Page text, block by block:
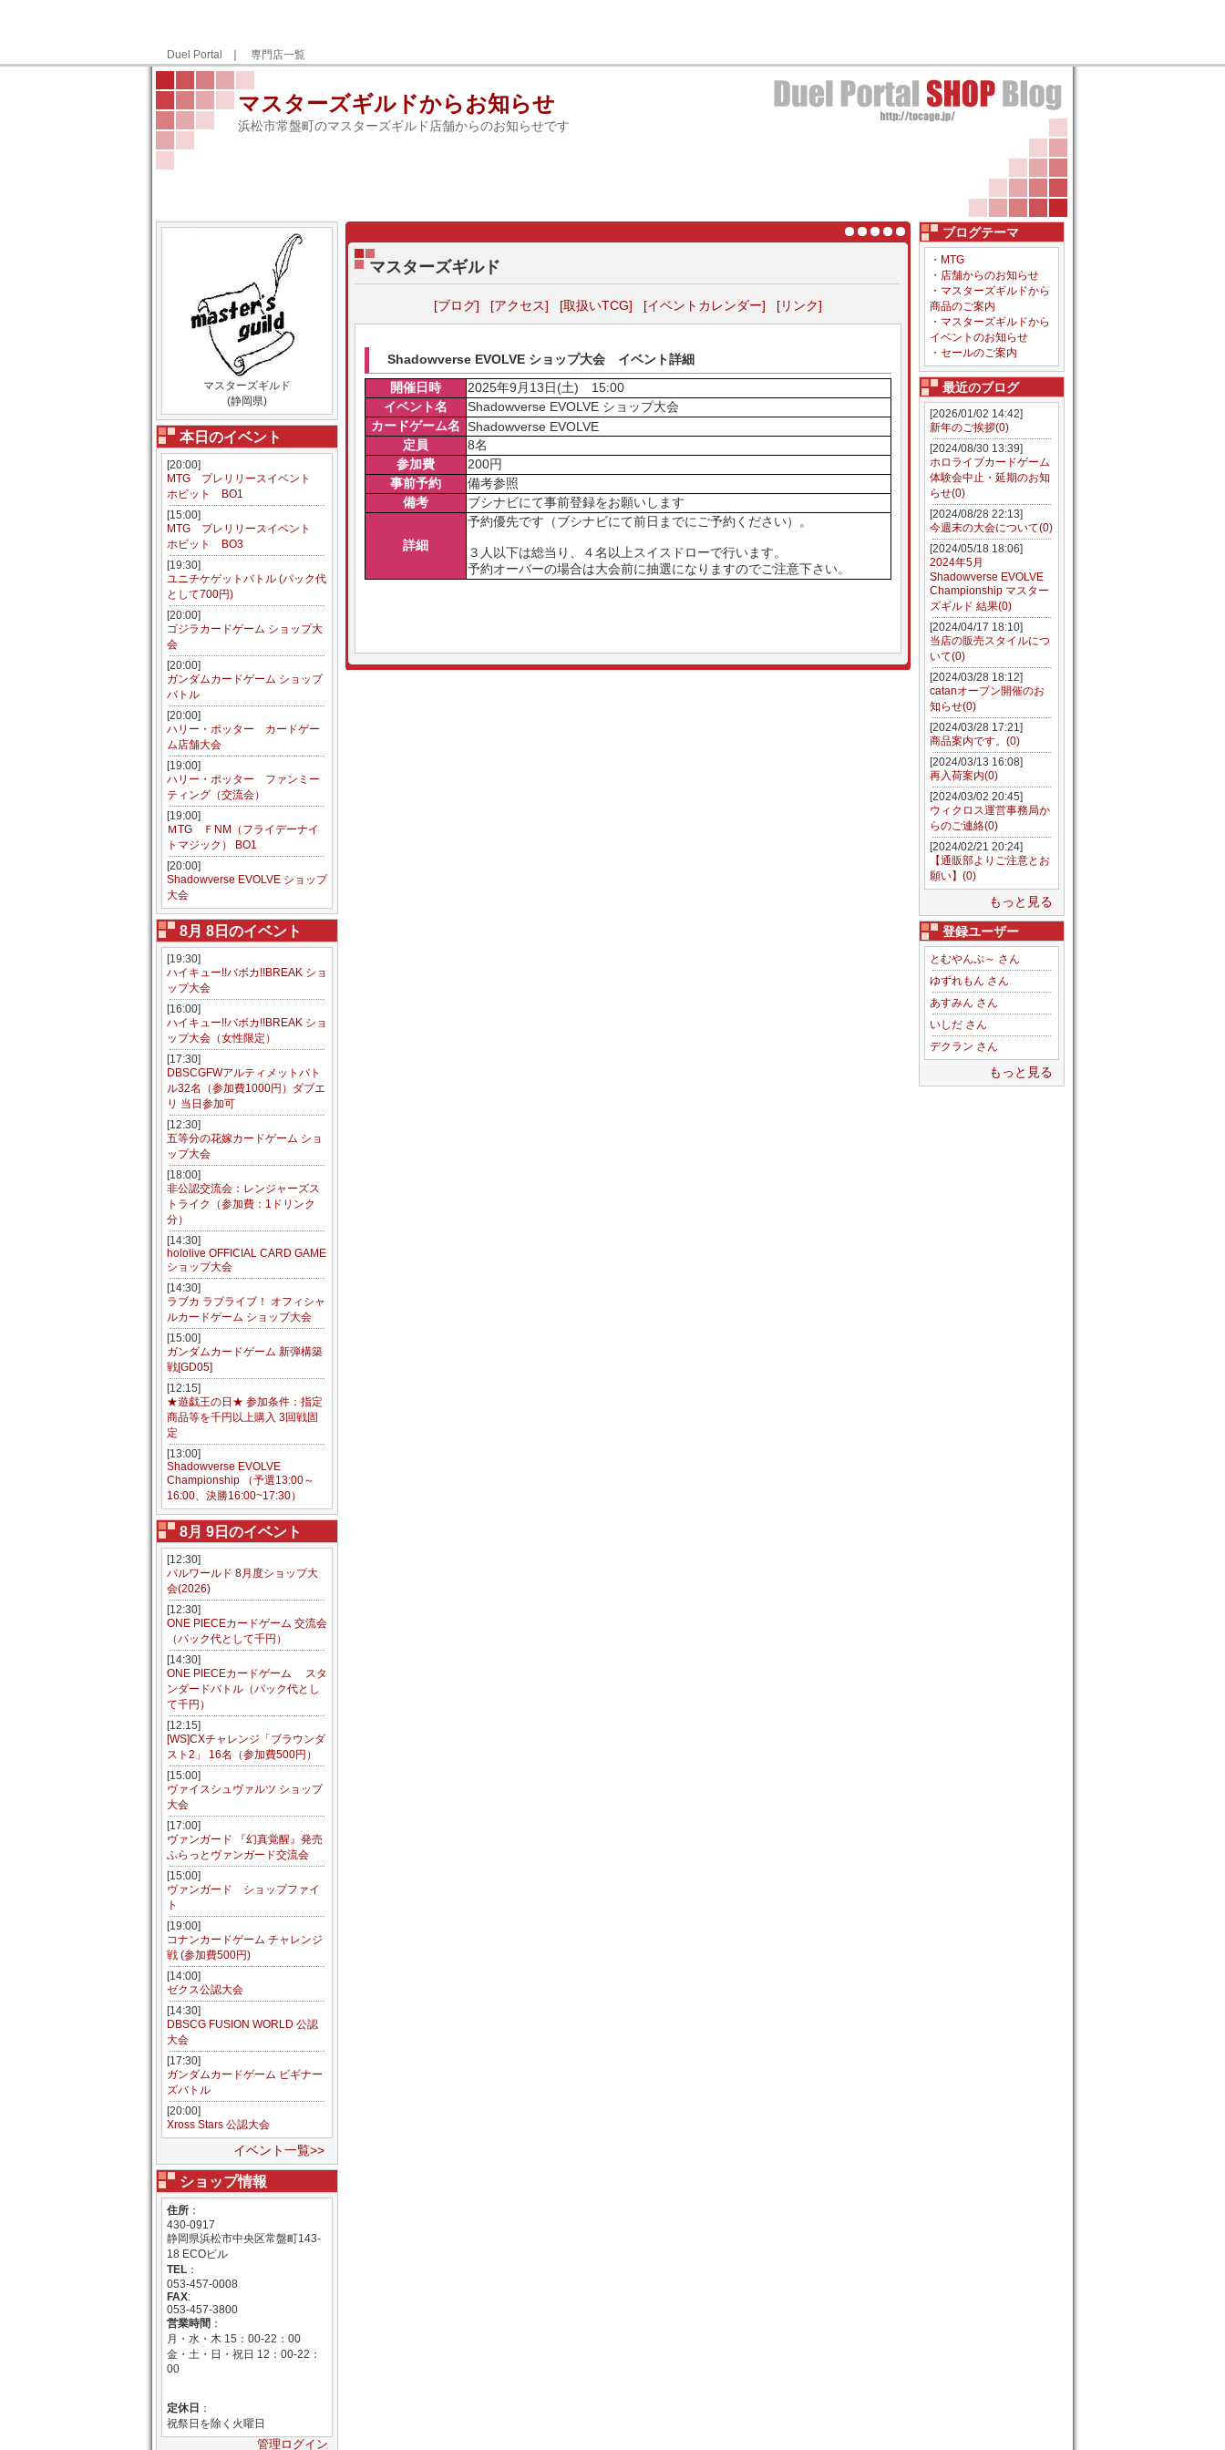
Duel Portal 専門店一覧
マスターズギルドからお知らせ
浜松市常盤町のマスターズギルド店舗からのお知らせです
マスターズギルド
(静岡県)
本日のイベント
[20:00]
MTG プレリリースイベント
ホビット BO1
[15:00]
MTG プレリリースイベント
ホビット BO3
[19:30]
ユニチケゲットバトル (パック代
として700円)
[20:00]
ゴジラカードゲーム ショップ大
会
[20:00]
ガンダムカードゲーム ショップ
バトル
[20:00]
ハリー・ポッター カードゲー
ム店舗大会
[19:00]
ハリー・ポッター ファンミー
ティング（交流会）
[19:00]
ＭTG ＦNM（フライデーナイ
トマジック） BO1
[20:00]
Shadowverse EVOLVE ショップ
大会
8月 8日のイベント
[19:30]
ハイキュー!!バボカ!!BREAK ショ
ップ大会
[16:00]
ハイキュー!!バボカ!!BREAK ショ
ップ大会（女性限定）
[17:30]
DBSCGFWアルティメットバト
ル32名（参加費1000円）ダブエ
リ 当日参加可
[12:30]
五等分の花嫁カードゲーム ショ
ップ大会
[18:00]
非公認交流会：レンジャーズス
トライク（参加費：1ドリンク
分）
[14:30]
hololive OFFICIAL CARD GAME
ショップ大会
[14:30]
ラブカ ラブライブ！ オフィシャ
ルカードゲーム ショップ大会
[15:00]
ガンダムカードゲーム 新弾構築
戦[GD05]
[12:15]
★遊戯王の日★ 参加条件：指定
商品等を千円以上購入 3回戦固
定
[13:00]
Shadowverse EVOLVE
Championship （予選13:00～
16:00、決勝16:00~17:30）
8月 9日のイベント
[12:30]
パルワールド 8月度ショップ大
会(2026)
[12:30]
ONE PIECEカードゲーム 交流会
（パック代として千円）
[14:30]
ONE PIECEカードゲーム スタ
ンダードバトル（パック代とし
て千円）
[12:15]
[WS]CXチャレンジ「ブラウンダ
スト2」 16名（参加費500円）
[15:00]
ヴァイスシュヴァルツ ショップ
大会
[17:00]
ヴァンガード 『幻真覚醒』発売
ふらっとヴァンガード交流会
[15:00]
ヴァンガード ショップファイ
ト
[19:00]
コナンカードゲーム チャレンジ
戦 (参加費500円)
[14:00]
ゼクス公認大会
[14:30]
DBSCG FUSION WORLD 公認
大会
[17:30]
ガンダムカードゲーム ビギナー
ズバトル
[20:00]
Xross Stars 公認大会
イベント一覧>>
ショップ情報
住所 ：
430-0917
静岡県浜松市中央区常盤町143-
18 ECOビル
TEL ：
053-457-0008
FAX:
053-457-3800
営業時間 ：
月・水・木 15：00-22：00
金・土・日・祝日 12：00-22：
00
定休日 ：
祝祭日を除く火曜日
管理ログイン
ブログテーマ
・ MTG
・ 店舗からのお知らせ
・ マスターズギルドから
商品のご案内
・ マスターズギルドから
イベントのお知らせ
・ セールのご案内
最近のブログ
[2026/01/02 14:42]
新年のご挨拶(0)
[2024/08/30 13:39]
ホロライブカードゲーム
体験会中止・延期のお知
らせ(0)
[2024/08/28 22:13]
今週末の大会について(0)
[2024/05/18 18:06]
2024年5月
Shadowverse EVOLVE
Championship マスター
ズギルド 結果(0)
[2024/04/17 18:10]
当店の販売スタイルにつ
いて(0)
[2024/03/28 18:12]
catanオープン開催のお
知らせ(0)
[2024/03/28 17:21]
商品案内です。(0)
[2024/03/13 16:08]
再入荷案内(0)
[2024/03/02 20:45]
ウィクロス運営事務局か
らのご連絡(0)
[2024/02/21 20:24]
【通販部よりご注意とお
願い】(0)
もっと見る
登録ユーザー
とむやんぷ～ さん
ゆずれもん さん
あすみん さん
いしだ さん
デクラン さん
もっと見る
マスターズギルド
[ブログ] [アクセス] [取扱いTCG] [イベントカレンダー] [リンク]
Shadowverse EVOLVE ショップ大会 イベント詳細
開催日時
2025年9月13日(土) 15:00
イベント名
Shadowverse EVOLVE ショップ大会
カードゲーム名 Shadowverse EVOLVE
定員
8名
参加費
200円
事前予約
備考参照
備考
ブシナビにて事前登録をお願いします
詳細
予約優先です（ブシナビにて前日までにご予約ください）。
３人以下は総当り、４名以上スイスドローで行います。
予約オーバーの場合は大会前に抽選になりますのでご注意下さい。